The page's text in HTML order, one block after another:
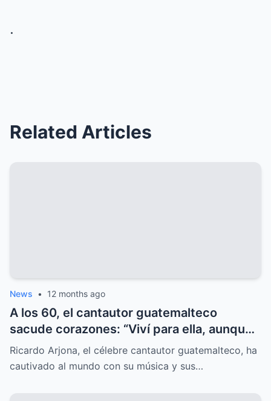
.
Related Articles
News • 12 months ago
A los 60, el cantautor guatemalteco
sacude corazones: “Viví para ella, aunque
el mundo nunca lo supo”, y el misterio
sorprende.
Ricardo Arjona, el célebre cantautor guatemalteco, ha
cautivado al mundo con su música y sus…